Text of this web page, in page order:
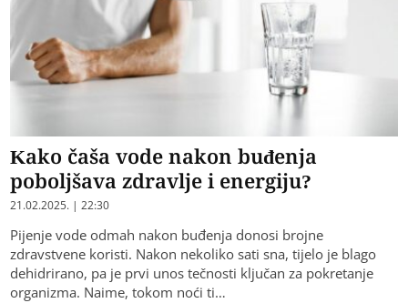
Kako čaša vode nakon buđenja
poboljšava zdravlje i energiju?
21.02.2025. | 22:30
Pijenje vode odmah nakon buđenja donosi brojne
zdravstvene koristi. Nakon nekoliko sati sna, tijelo je blago
dehidrirano, pa je prvi unos tečnosti ključan za pokretanje
organizma. Naime, tokom noći ti…